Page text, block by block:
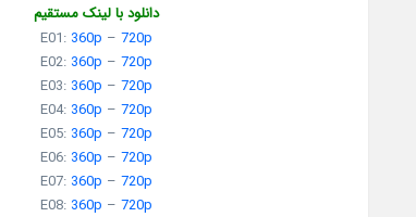
دانلود با لینک مستقیم
E01: 360p – 720p
E02: 360p – 720p
E03: 360p – 720p
E04: 360p – 720p
E05: 360p – 720p
E06: 360p – 720p
E07: 360p – 720p
E08: 360p – 720p